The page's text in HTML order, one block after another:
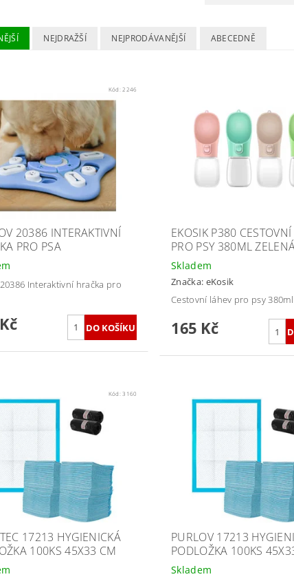
NEJDRAŽŠÍ NEJPRODÁVANĚJŠÍ ABECEDNĚ
Kód:2246
20386 INTERAKTIVNÍ
PRO PSA
Interaktivní hračka pro
EKOSIK P380
PRO PSY 380ML
Skladem
Značka: eKosik
Cestovní láhev pro psy 380ml
165 Kč
Kód:3160
17213 HYGIENICKÁ
100KS 45X33 CM
PURLOV 17213
PODLOŽKA 100KS
Skladem